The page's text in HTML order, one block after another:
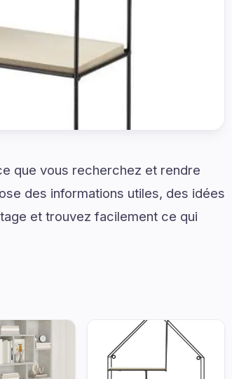
que vous recherchez et rendre
des informations utiles, des idées
et trouvez facilement ce qui